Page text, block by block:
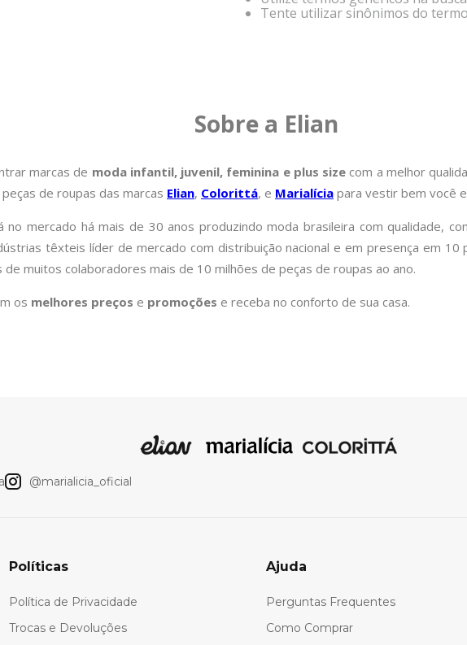
Tente utilizar sinônimos do
Sobre a Elian
marcas de moda infantil, juvenil, feminina e plus size com a melhor
de roupas das marcas Elian, Colorittá, e Marialícia para vestir bem você
no mercado há mais de 30 anos produzindo moda brasileira com qualidade,
têxteis líder de mercado com distribuição nacional e em presença em 10
de muitos colaboradores mais de 10 milhões de peças de roupas ao ano.
os melhores preços e promoções e receba no conforto de sua casa.
@marialicia_oficial
Políticas
Política de Privacidade
Trocas e Devoluções
Ajuda
Perguntas Frequentes
Como Comprar